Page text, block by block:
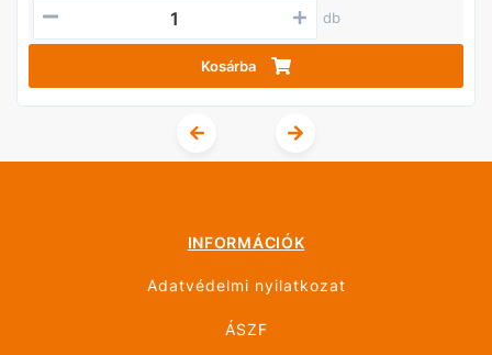
db
Kosárba
INFORMÁCIÓK
Adatvédelmi nyilatkozat
ÁSZF